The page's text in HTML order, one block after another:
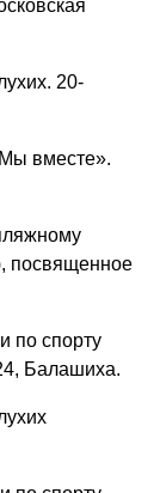
20-
вместе».
посвященное
по спорту
Балашиха.